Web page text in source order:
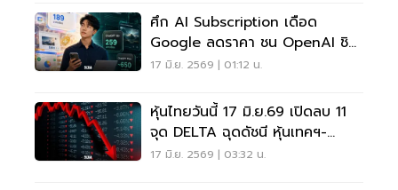
ศึก AI Subscription เดือด
Google ลดราคา ชน OpenAI ชิง
ผู้ใช้รายเดือน
17 มิ.ย. 2569 | 01:12 น.
หุ้นไทยวันนี้ 17 มิ.ย.69 เปิดลบ 11
จุด DELTA ฉุดดัชนี หุ้นเทคฯ-
พลังงาน กดตลาด
17 มิ.ย. 2569 | 03:32 น.